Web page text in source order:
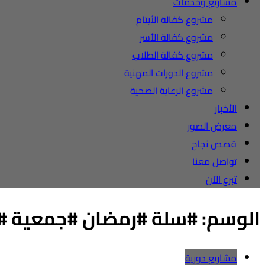
مشروع كفالة الأيتام
مشروع كفالة الأسر
مشروع كفالة الطلاب
مشروع الدورات المهنية
مشروع الرعاية الصحية
الأخبار
معرض الصور
قصص نجاح
تواصل معنا
تبرع الآن
الوسم:#سلة #رمضان #جمعية
مشاريع دورية